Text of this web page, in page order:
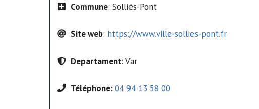
Commune: Solliès-Pont
Site web: https://www.ville-sollies-pont.fr
Departament: Var
Téléphone:04 94 13 58 00